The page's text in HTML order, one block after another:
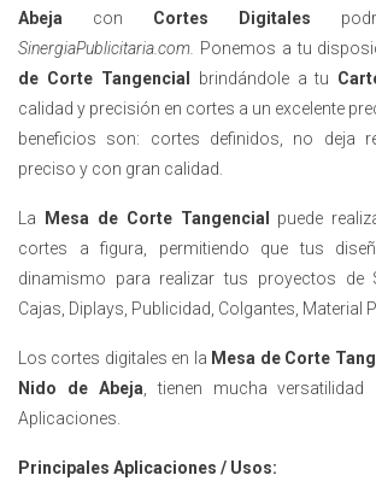
Abeja con Cortes Digitales
SinergiaPublicitaria.com. Ponemos a tu
de Corte Tangencial
brindándole a tu
calidad y precisión en cortes a un excelente
beneficios son: cortes definidos, no deja
preciso y con gran calidad.
La Mesa de Corte Tangencial
puede
cortes a figura, permitiendo que tus
dinamismo para realizar tus proyectos de
Cajas, Diplays, Publicidad, Colgantes, Material
Los cortes digitales en la Mesa de Corte
Nido de Abeja ,tienen mucha
Aplicaciones.
Principales Aplicaciones / Usos: